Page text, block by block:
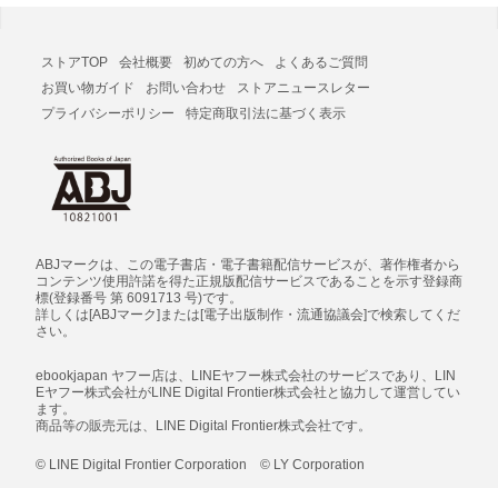
ストアTOP 会社概要 初めての方へ
よくあるご質問
お買い物ガイド
お問い合わせ
ストアニュースレター
プライバシーポリシー
特定商取引法に基づく表示
ABJマークは、この電子書店・電子書籍配信サービスが、著作権者から
コンテンツ使用許諾を得た正規版配信サービスであることを示す登録商
標(登録番号 第 6091713 号)です。
詳しくは[ABJマーク]または[電子出版制作・流通協議会]で検索してくだ
さい。
ebookjapan ヤフー店は、LINEヤフー株式会社のサービスであり、LIN
Eヤフー株式会社がLINE Digital Frontier株式会社と協力して運営してい
ます。
商品等の販売元は、LINE Digital Frontier株式会社です。
© LINE Digital Frontier Corporation © LY Corporation